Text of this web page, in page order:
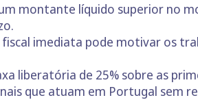
montante líquido superior no
fiscal imediata pode motivar os
liberatória de 25% sobre as
que atuam em Portugal sem